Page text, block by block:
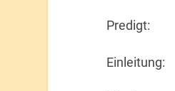
Predigt:
Einleitung: